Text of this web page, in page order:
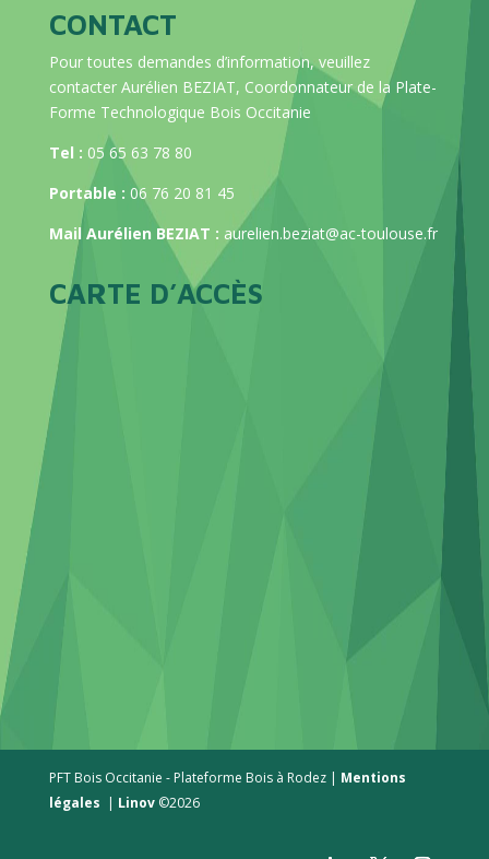
CONTACT
Pour toutes demandes d’information, veuillez
contacter Aurélien BEZIAT, Coordonnateur de la Plate-
Forme Technologique Bois Occitanie
Tel : 05 65 63 78 80
Portable : 06 76 20 81 45
Mail Aurélien BEZIAT : aurelien.beziat@ac-toulouse.fr
CARTE D’ACCÈS
PFT Bois Occitanie - Plateforme Bois à Rodez | Mentions
légales | Linov©2026